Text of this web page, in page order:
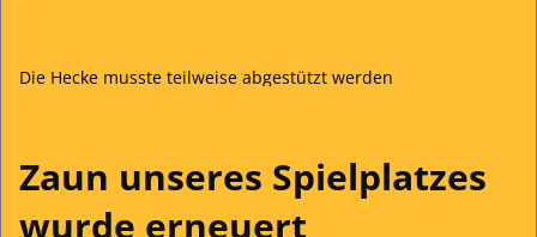
Die Hecke musste teilweise abgestützt werden
Zaun unseres Spielplatzes
wurde erneuert